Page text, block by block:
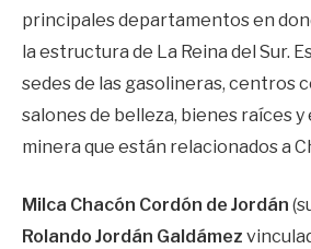
principales departamentos en
la estructura de La Reina del Sur.
sedes de las gasolineras, centros
salones de belleza, bienes raíces
minera que están relacionados a
Milca Chacón Cordón de Jordán
Rolando Jordán Galdámez